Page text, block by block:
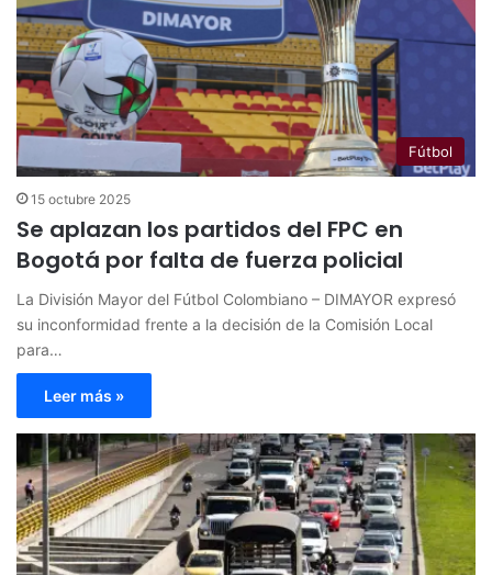
Fútbol
15 octubre 2025
Se aplazan los partidos del FPC en
Bogotá por falta de fuerza policial
La División Mayor del Fútbol Colombiano – DIMAYOR expresó
su inconformidad frente a la decisión de la Comisión Local
para…
Leer más »